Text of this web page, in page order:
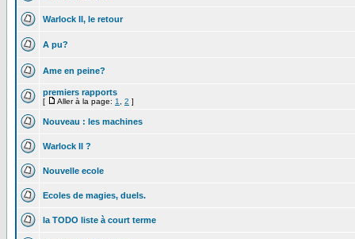
Warlock II, le retour
A pu?
Ame en peine?
premiers rapports
[ Aller à la page: 1 2 ]
Nouveau : les machines
Warlock II ?
Nouvelle ecole
Ecoles de magies, duels.
la TODO liste à court terme